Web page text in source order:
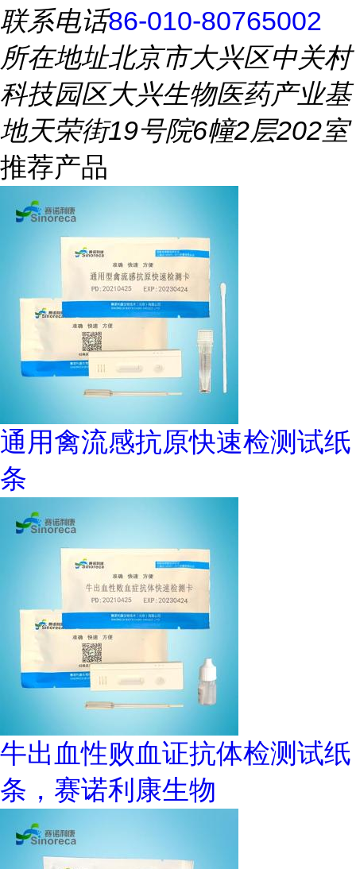
联系电话86-010-80765002
所在地址北京市大兴区中关村
科技园区大兴生物医药产业基
地天荣街19号院6幢2层202室
推荐产品
通用禽流感抗原快速检测试纸
条
牛出血性败血证抗体检测试纸
条，赛诺利康生物